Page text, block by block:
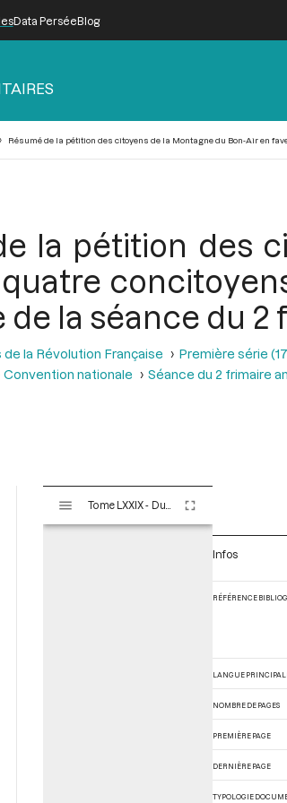
Data PerséeBlog
Résumé de la pétition des citoyens de la Montagne du Bon-Air en
la pétition des
de la séance du 2
la Révolution Française Première série
nationale
Séance du 2 frimaire
s
Infos
RÉFÉRENCE
LANGUE
NOMBRE DE PAGES
PREMIÈRE PAGE
DERNIÈRE PAGE
TYPOLOGIE